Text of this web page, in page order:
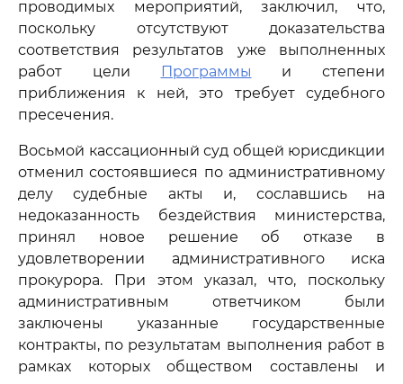
проводимых мероприятий, заключил, что,
поскольку отсутствуют доказательства
соответствия результатов уже выполненных
работ цели
Программы и степени
приближения к ней, это требует судебного
пресечения.
Восьмой кассационный суд общей юрисдикции
отменил состоявшиеся по административному
делу судебные акты и, сославшись на
недоказанность бездействия министерства,
принял новое решение об отказе в
удовлетворении административного иска
прокурора. При этом указал, что, поскольку
административным ответчиком были
заключены указанные государственные
контракты, по результатам выполнения работ в
рамках которых обществом составлены и